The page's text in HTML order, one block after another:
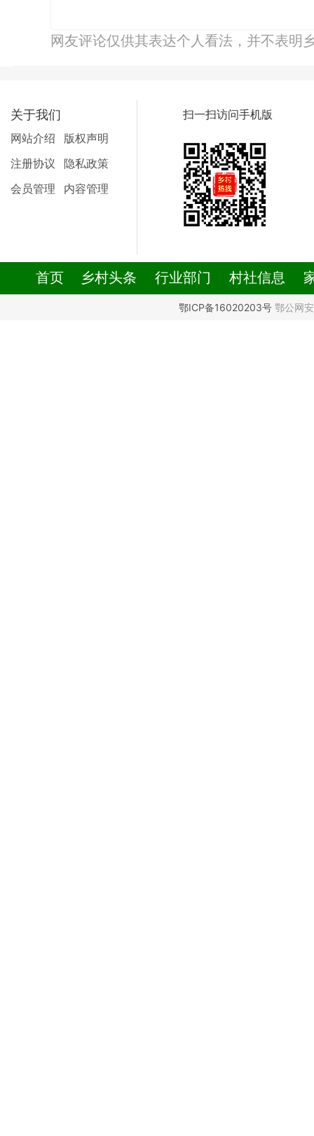
网友评论仅供其表达个人看法，并不表明
关于我们
网站介绍
版权声明
注册协议
隐私政策
会员管理
内容管理
扫一扫访问手机版
首页 乡村头条 行业部门 村社信息
鄂ICP备16020203号鄂公网